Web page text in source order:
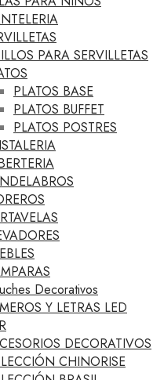
PARA SERVILLETAS
PLATOS BASE
PLATOS BUFFET
PLATOS POSTRES
Decorativos
Y LETRAS LED
DECORATIVOS
CHINORISE